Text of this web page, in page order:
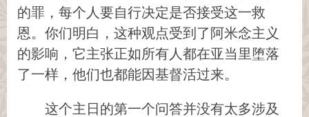
的罪，每个人要自行决定是否接受这一救
恩。你们明白，这种观点受到了阿米念主义
的影响，它主张正如所有人都在亚当里堕落
了一样，他们也都能因基督活过来。
这个主日的第一个问答并没有太多涉及